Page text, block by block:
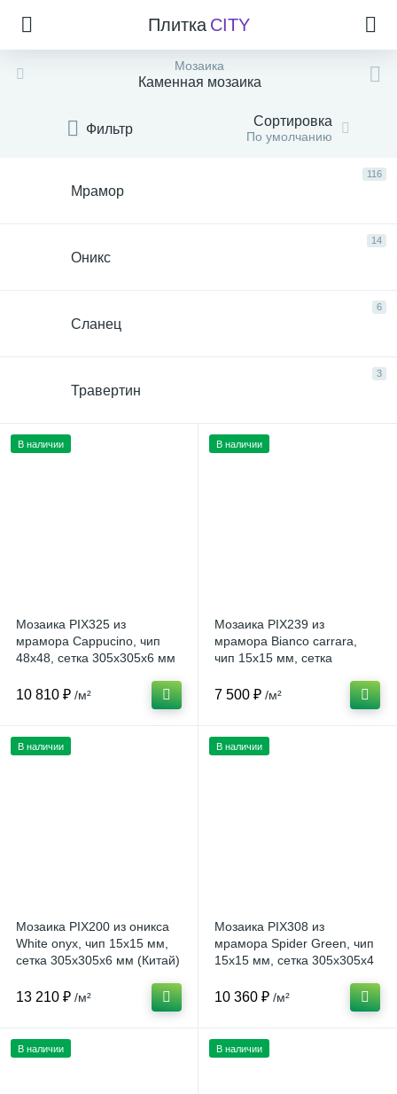
Плитка CITY
Мозаика
Каменная мозаика
Фильтр Сортировка
По умолчанию
116
Мрамор
14
Оникс
6
Сланец
3
Травертин
В наличии
Мозаика PIX325 из
мрамора Cappucino, чип
48x48, сетка 305x305x6 мм
10 810 ₽ /м²
В наличии
Мозаика PIX239 из
мрамора Bianco carrara,
чип 15х15 мм, сетка
7 500 ₽ /м²
В наличии
Мозаика PIX200 из оникса
White onyx, чип 15x15 мм,
сетка 305х305х6 мм (Китай)
13 210 ₽ /м²
В наличии
Мозаика PIX308 из
мрамора Spider Green, чип
15x15 мм, сетка 305х305x4
10 360 ₽ /м²
В наличии В наличии